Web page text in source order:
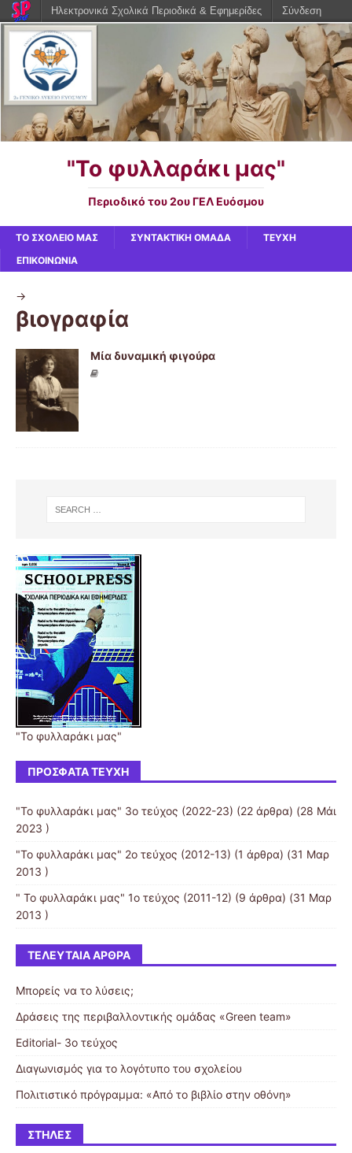
"Το φυλλαράκι μας"
Περιοδικό του 2ου ΓΕΛ Ευόσμου
ΤΟ ΣΧΟΛΕΙΟ ΜΑΣ ΣΥΝΤΑΚΤΙΚΗ ΟΜΑΔΑ
ΤΕΥΧΗ
ΕΠΙΚΟΙΝΩΝΙΑ
->
βιογραφία
Μία δυναμική φιγούρα
"Το φυλλαράκι μας"
ΠΡΌΣΦΑΤΑ ΤΕΎΧΗ
"Το φυλλαράκι μας" 3ο τεύχος (2022-23) (22 άρθρα) (28 Μάι
2023 )
"Το φυλλαράκι μας" 2ο τεύχος (2012-13) (1 άρθρα) (31 Μαρ
2013 )
" Το φυλλαράκι μας" 1ο τεύχος (2011-12) (9 άρθρα) (31 Μαρ
2013 )
ΤΕΛΕΥΤΑΊΑ ΆΡΘΡΑ
Μπορείς να το λύσεις;
Δράσεις της περιβαλλοντικής ομάδας «Green team»
Editorial- 3ο τεύχος
Διαγωνισμός για το λογότυπο του σχολείου
Πολιτιστικό πρόγραμμα: «Από το βιβλίο στην οθόνη»
ΣΤΉΛΕΣ
Ηλεκτρονικά Σχολικά Περιοδικά & Εφημερίδες Σύνδεση